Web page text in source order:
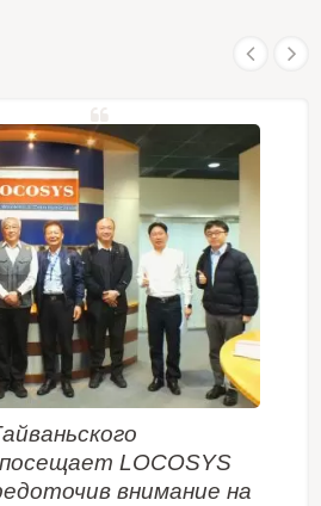
LOCOSYS
внимание на